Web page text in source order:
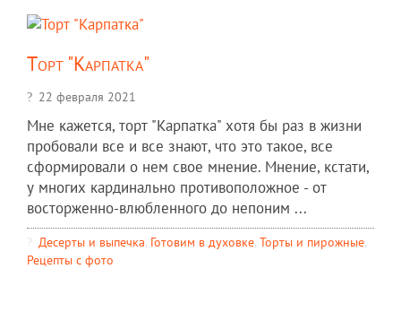
Торт "Карпатка"
22 февраля 2021
Мне кажется, торт "Карпатка" хотя бы раз в жизни
пробовали все и все знают, что это такое, все
сформировали о нем свое мнение. Мнение, кстати,
у многих кардинально противоположное - от
восторженно-влюбленного до непоним ...
Десерты и выпечка, Готовим в духовке, Торты и пирожные,
Рецепты c фото